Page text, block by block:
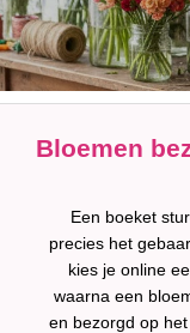
Bloemen
Een boeket
precies het
kies je online
waarna een
en bezorgd op